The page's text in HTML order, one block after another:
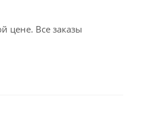
цене. Все заказы